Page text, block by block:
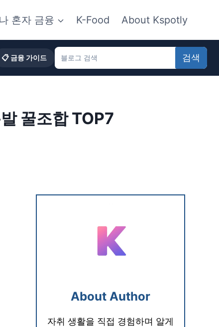
나 혼자 금융 K-Food About Kspotly
📋 금융 가이드 검색
꿀조합 TOP7
About Author
자취 생활을 직접 경험하며 알게